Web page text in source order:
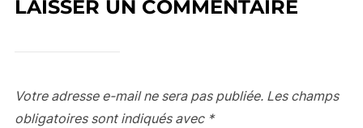
LAISSER UN COMMENTAIRE
Votre adresse e-mail ne sera pas publiée. Les champs
obligatoires sont indiqués avec *